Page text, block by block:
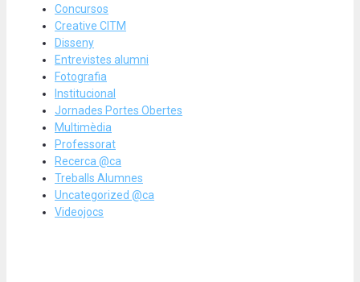
Concursos
Creative CITM
Disseny
Entrevistes alumni
Fotografia
Institucional
Jornades Portes Obertes
Multimèdia
Professorat
Recerca @ca
Treballs Alumnes
Uncategorized @ca
Videojocs